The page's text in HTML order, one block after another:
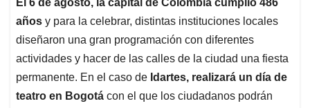
s
A
p
p
b
o
o
k
e
d
I
n
l
a
d
s
El 6 de agosto, la capital de Colombia cumplió 486
años y para la celebrar, distintas instituciones locales
diseñaron una gran programación con diferentes
actividades y hacer de las calles de la ciudad una fiesta
permanente. En el caso de Idartes, realizará un día de
teatro en Bogotá con el que los ciudadanos podrán